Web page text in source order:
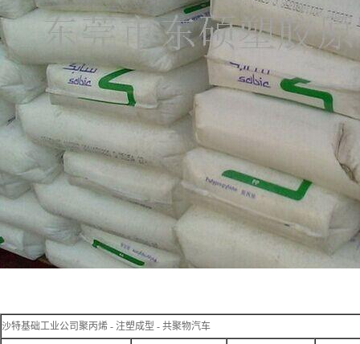
沙特基础工业公司聚丙烯 - 注塑成型 - 共聚物汽车